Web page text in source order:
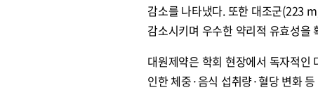
감소를 나타냈다. 또한 대조군(223
감소시키며 우수한 약리적 유효성을
대원제약은 학회 현장에서 독자적인
인한 체중·음식 섭취량·혈당 변화